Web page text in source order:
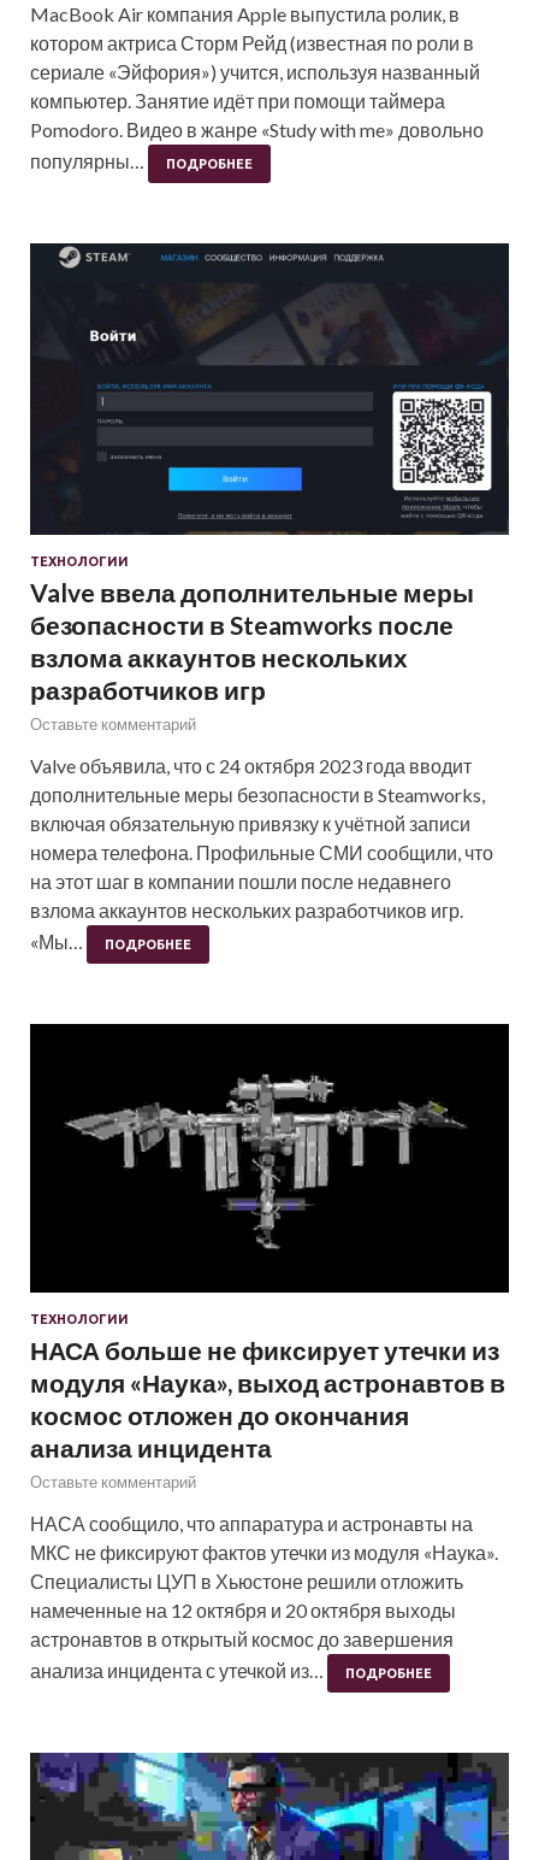
MacBook Air компания Apple выпустила ролик, в
котором актриса Сторм Рейд (известная по роли в
сериале «Эйфория») учится, используя названный
компьютер. Занятие идёт при помощи таймера
Pomodoro. Видео в жанре «Study with me» довольно
популярны…
ПОДРОБНЕЕ
ТЕХНОЛОГИИ
Valve ввела дополнительные меры
безопасности в Steamworks после
взлома аккаунтов нескольких
разработчиков игр
Оставьте комментарий
Valve объявила, что с 24 октября 2023 года вводит
дополнительные меры безопасности в Steamworks,
включая обязательную привязку к учётной записи
номера телефона. Профильные СМИ сообщили, что
на этот шаг в компании пошли после недавнего
взлома аккаунтов нескольких разработчиков игр.
«Мы…
ПОДРОБНЕЕ
ТЕХНОЛОГИИ
НАСА больше не фиксирует утечки из
модуля «Наука», выход астронавтов в
космос отложен до окончания
анализа инцидента
Оставьте комментарий
НАСА сообщило, что аппаратура и астронавты на
МКС не фиксируют фактов утечки из модуля «Наука».
Специалисты ЦУП в Хьюстоне решили отложить
намеченные на 12 октября и 20 октября выходы
астронавтов в открытый космос до завершения
анализа инцидента с утечкой из…
ПОДРОБНЕЕ